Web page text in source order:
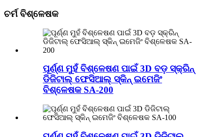
ଚର୍ମ ବିଶ୍ଳେଷକ
ପୂର୍ଣ୍ଣ ମୁହଁ ବିଶ୍ଳେଷଣ ପାଇଁ 3D ବଡ଼ ସ୍କ୍ରିନ୍
ଡିଜିଟାଲ୍ ଫେସିଆଲ୍ ସ୍କିନ୍ ଇମେଜିଂ
ବିଶ୍ଳେଷକ SA-200